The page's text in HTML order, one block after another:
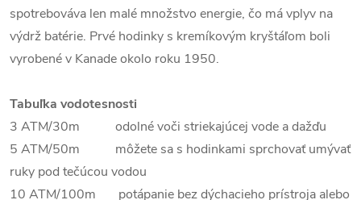
spotrebováva len malé množstvo energie, čo má vplyv na
výdrž batérie. Prvé hodinky s kremíkovým kryštáľom boli
vyrobené v Kanade okolo roku 1950.
Tabuľka vodotesnosti
3 ATM/30m odolné voči striekajúcej vode a dažďu
5 ATM/50m môžete sa s hodinkami sprchovať umývať
ruky pod tečúcou vodou
10 ATM/100m potápanie bez dýchacieho prístroja alebo